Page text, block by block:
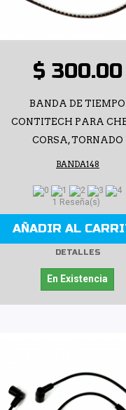
$ 300.00
BANDA DE TIEMPO
CONTITECH PARA
CORSA, TORNADO
BANDA148
1 Reseña(s)
AÑADIR AL
DETALLES
En Existencia